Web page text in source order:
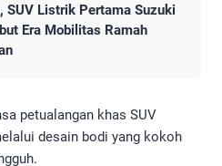
SUV Listrik Pertama Suzuki
Era Mobilitas Ramah
petualangan khas SUV
desain bodi yang kokoh